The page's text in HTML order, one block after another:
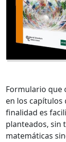
Formulario que
en los capítulos
finalidad es
planteados, sin
matemáticas